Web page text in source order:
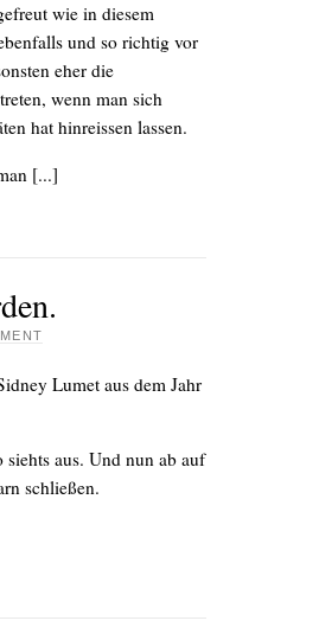
wie in diesem
und so richtig vor
eher die
wenn man sich
hat hinreissen lassen.
[...]
Lumet aus dem Jahr
aus. Und nun ab auf
schließen.